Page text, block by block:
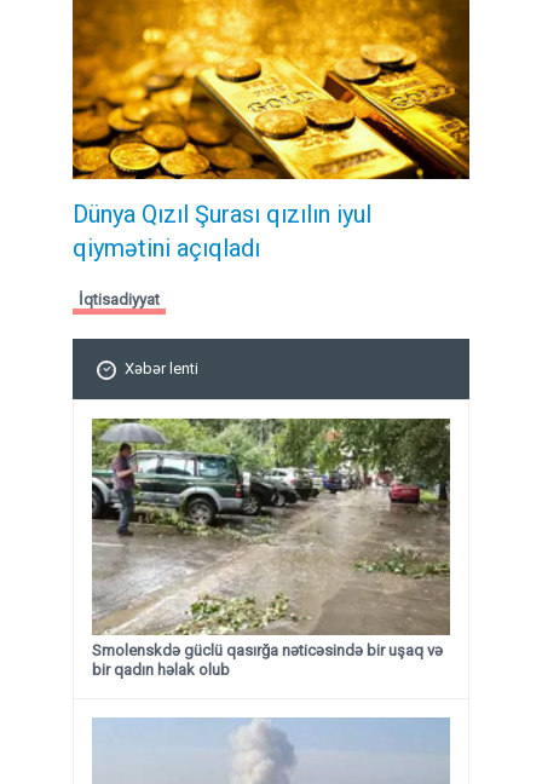
Dünya Qızıl Şurası qızılın iyul
qiymətini açıqladı
İqtisadiyyat
Xəbər lenti
Smolenskdə güclü qasırğa nəticəsində bir uşaq və
bir qadın həlak olub